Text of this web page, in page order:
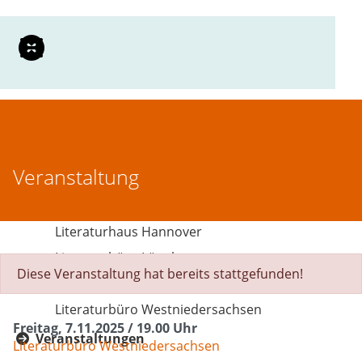
Zur Navigation
Home
Literaturzentrum Braunschweig
Literaturhaus Hannover
Literaturbüro Lüneburg
Literaturhaus Oldenburg
Literaturbüro Westniedersachsen
Veranstaltungen
Schliessen
Veranstaltung
Diese Veranstaltung hat bereits stattgefunden!
Freitag, 7.11.2025 / 19.00 Uhr
Literaturbüro Westniedersachsen